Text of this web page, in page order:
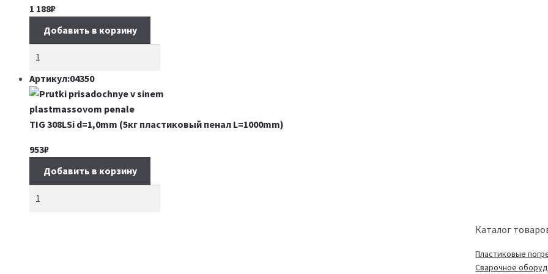
1 188₽
Добавить в корзину
Артикул:04350
TIG 308LSi d=1,0mm (5кг пластиковый пенал L=1000mm)
953₽
Добавить в корзину
Каталог
Пластиковые
Сварочное